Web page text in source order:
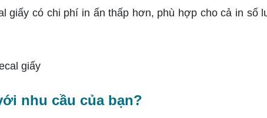
giấy có chi phí in ấn thấp hơn, phù hợp cho cả in số
nhu cầu của bạn?